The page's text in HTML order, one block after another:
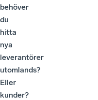
behöver
du
hitta
nya
leverantörer
utomlands?
Eller
kunder?